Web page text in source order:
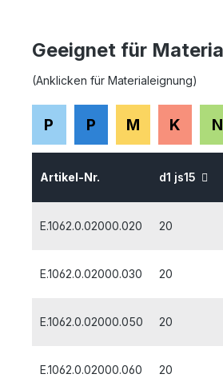
Geeignet für
(Anklicken für Materialeignung)
P P M K N
Artikel-Nr. d1 js15
E.1062.0.02000.020 20
E.1062.0.02000.030 20
E.1062.0.02000.050 20
E.1062.0.02000.060 20